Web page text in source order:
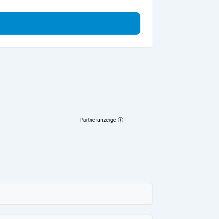
Partneranzeige ⓘ